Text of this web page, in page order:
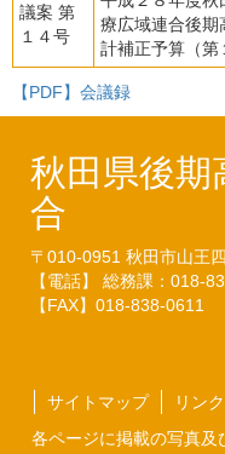
議案 第
１４号
療広域連合後期
計補正予算（第
【PDF】会議録
秋田県後期
合
〒010-0951 秋田市山王
【電話】 総務課：018-
【FAX】018-838-0611
サイトマップ リンク
各ページに掲載の写真及